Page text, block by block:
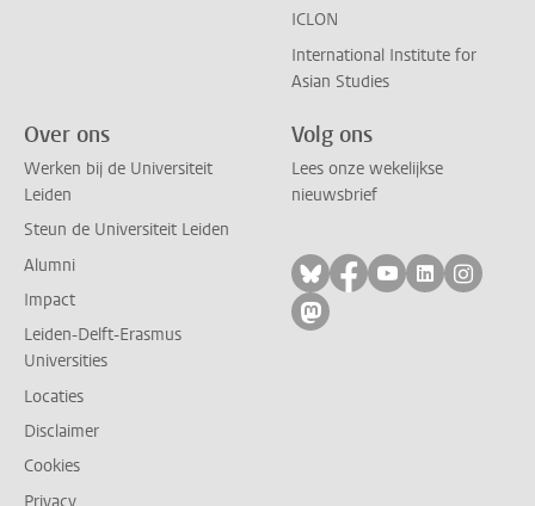
ICLON
International Institute for
Asian Studies
Over ons
Werken bij de Universiteit
Leiden
Steun de Universiteit Leiden
Alumni
Impact
Leiden-Delft-Erasmus
Universities
Locaties
Disclaimer
Cookies
Privacy
Volg ons
Lees onze wekelijkse
nieuwsbrief
Volg ons op bluesky
Volg ons op
Volg ons op
Volg ons
Volg
Volg ons op mastodon